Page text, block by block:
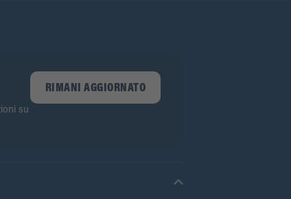
su
RIMANI AGGIORNATO